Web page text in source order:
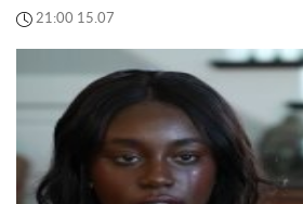
21:00 15.07